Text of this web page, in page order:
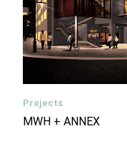
Projects
MWH + ANNEX